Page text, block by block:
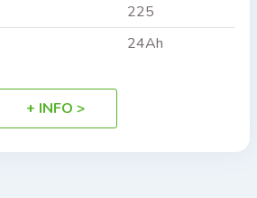
225
24Ah
+ INFO >